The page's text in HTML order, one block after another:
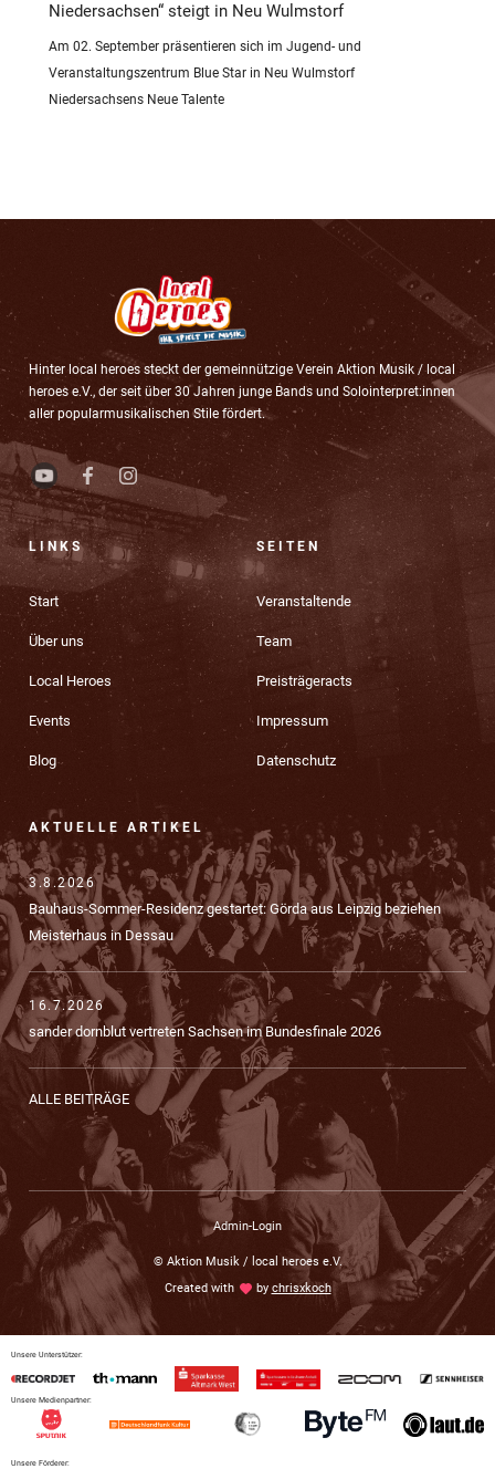
Niedersachsen“ steigt in Neu Wulmstorf
Am 02. September präsentieren sich im Jugend- und
Veranstaltungszentrum Blue Star in Neu Wulmstorf
Niedersachsens Neue Talente
Hinter local heroes steckt der gemeinnützige Verein Aktion Musik / local
heroes e.V., der seit über 30 Jahren junge Bands und Solointerpret:innen
aller popularmusikalischen Stile fördert.
LINKS
Start
Über uns
Local Heroes
Events
Blog
SEITEN
Veranstaltende
Team
Preisträgeracts
Impressum
Datenschutz
AKTUELLE ARTIKEL
3.8.2026
Bauhaus-Sommer-Residenz gestartet: Görda aus Leipzig beziehen
Meisterhaus in Dessau
16.7.2026
sander dornblut vertreten Sachsen im Bundesfinale 2026
ALLE BEITRÄGE
Admin-Login
© Aktion Musik / local heroes e.V.
Created withlove by chrisxkoch
Unsere Unterstützer:
Unsere Medienpartner:
Unsere Förderer: